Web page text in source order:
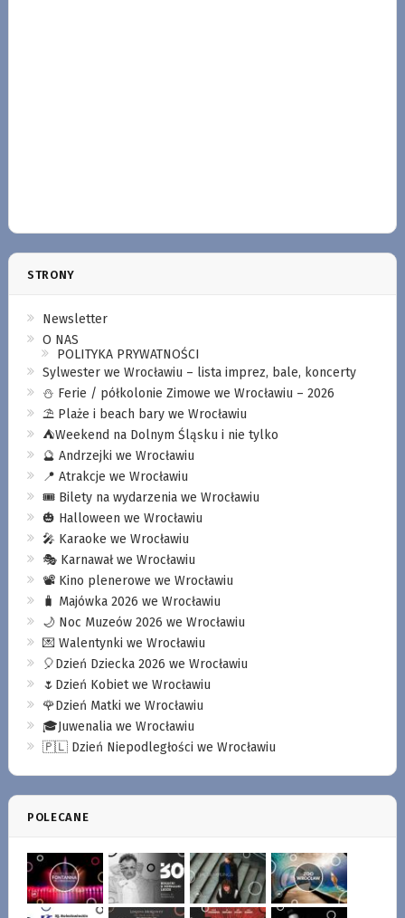
STRONY
Newsletter
O NAS
POLITYKA PRYWATNOŚCI
Sylwester we Wrocławiu – lista imprez, bale, koncerty
⛄️ Ferie / półkolonie Zimowe we Wrocławiu – 2026
⛱️ Plaże i beach bary we Wrocławiu
⛺️Weekend na Dolnym Śląsku i nie tylko
🔮 Andrzejki we Wrocławiu
📍 Atrakcje we Wrocławiu
🎟️ Bilety na wydarzenia we Wrocławiu
🎃 Halloween we Wrocławiu
🎤 Karaoke we Wrocławiu
🎭 Karnawał we Wrocławiu
📽️ Kino plenerowe we Wrocławiu
🧳 Majówka 2026 we Wrocławiu
🌙 Noc Muzeów 2026 we Wrocławiu
💌 Walentynki we Wrocławiu
🎈Dzień Dziecka 2026 we Wrocławiu
🌷Dzień Kobiet we Wrocławiu
🌹Dzień Matki we Wrocławiu
🎓Juwenalia we Wrocławiu
🇵🇱 Dzień Niepodległości we Wrocławiu
POLECANE